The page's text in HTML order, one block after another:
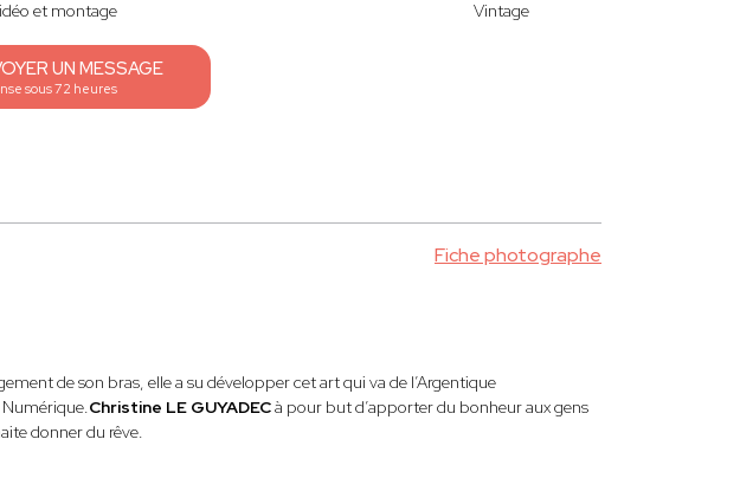
et montage
Vintage
UN MESSAGE
sous 72 heures
Fiche photographe
de son bras, elle a su développer cet art qui va de l’Argentique
Christine LE GUYADECà pour but d’apporter du bonheur aux gens
donner du rêve.